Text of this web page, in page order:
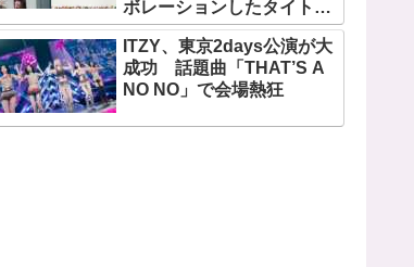
ボレーションしたタイトル
曲「BOOMPALA」MVも公
開
ITZY、東京2days公演が大
成功 話題曲「THAT’S A
NO NO」で会場熱狂